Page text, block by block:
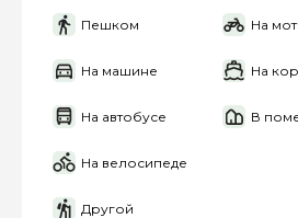
Пешком На
На машине На
На автобусе В
На велосипеде
Другой